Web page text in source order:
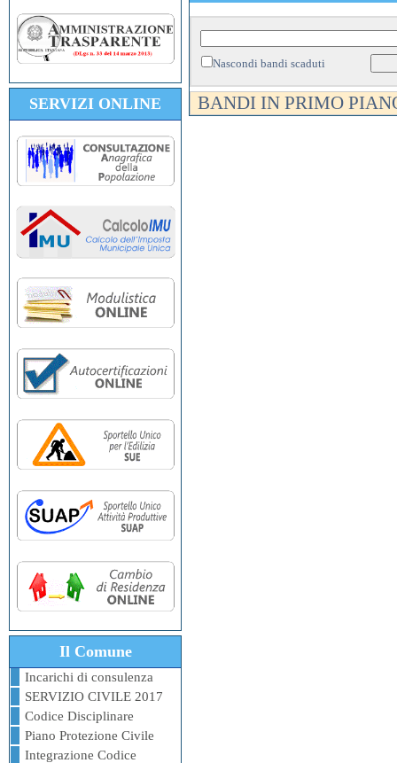
SERVIZI ONLINE
Il Comune
Incarichi di consulenza
SERVIZIO CIVILE 2017
Codice Disciplinare
Piano Protezione Civile
Integrazione Codice
Nascondi bandi scaduti
BANDI IN PRIMO